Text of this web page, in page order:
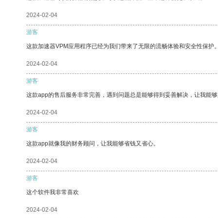
2024-02-04
游客
这款加速器VPM应用程序已经为我们带来了无限的流畅体验和安全性保护。
2024-02-04
游客
这款app的售后服务非常完善，遇到问题总是能够得到妥善解决，让我能够
2024-02-04
游客
这款app就像我的财务顾问，让我能够省钱又省心。
2024-02-04
游客
这个软件我非常喜欢
2024-02-04